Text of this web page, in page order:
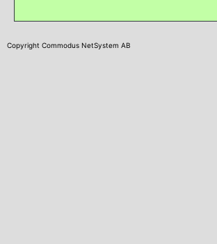
Copyright Commodus NetSystem AB